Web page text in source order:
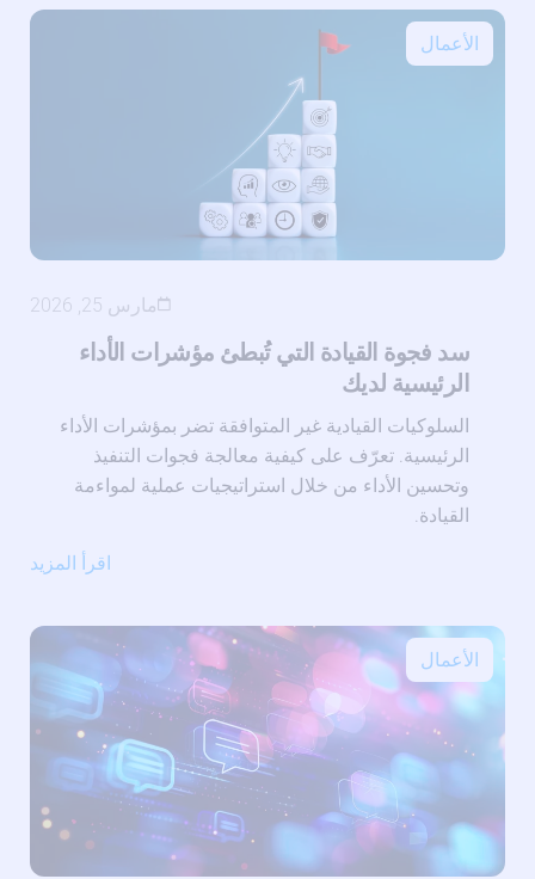
الأعمال
مارس 25, 2026
سد فجوة القيادة التي تُبطئ مؤشرات الأداء
الرئيسية لديك
السلوكيات القيادية غير المتوافقة تضر بمؤشرات الأداء
الرئيسية. تعرّف على كيفية معالجة فجوات التنفيذ
وتحسين الأداء من خلال استراتيجيات عملية لمواءمة
القيادة.
اقرأ المزيد
الأعمال